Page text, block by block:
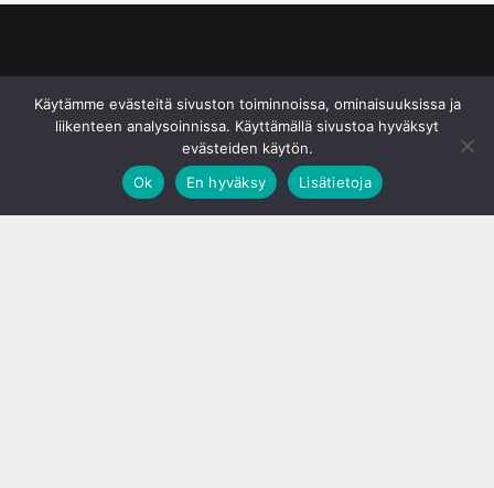
Käytämme evästeitä sivuston toiminnoissa, ominaisuuksissa ja
liikenteen analysoinnissa. Käyttämällä sivustoa hyväksyt
evästeiden käytön.
Ok
En hyväksy Lisätietoja